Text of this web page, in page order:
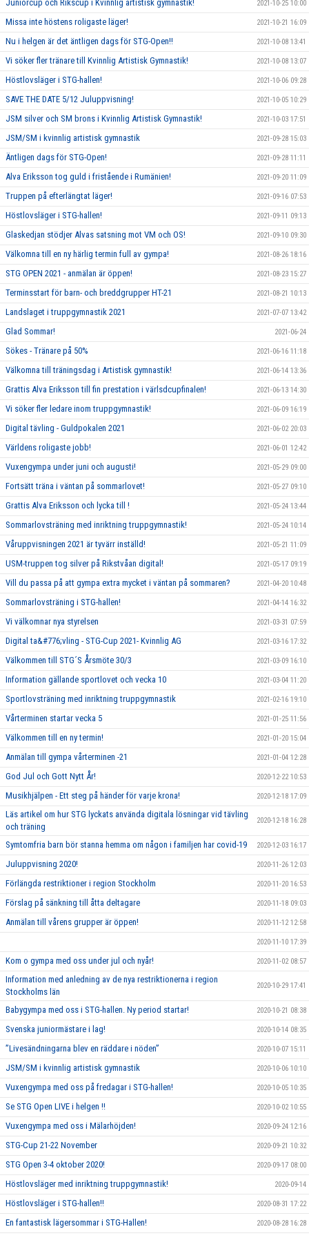
Juniorcup och Rikscup i Kvinnlig artistisk gymnastik! 2021-10-25 10:00
Missa inte höstens roligaste läger! 2021-10-21 16:09
Nu i helgen är det äntligen dags för STG-Open!! 2021-10-08 13:41
Vi söker fler tränare till Kvinnlig Artistisk Gymnastik! 2021-10-08 13:07
Höstlovsläger i STG-hallen! 2021-10-06 09:28
SAVE THE DATE 5/12 Juluppvisning! 2021-10-05 10:29
JSM silver och SM brons i Kvinnlig Artistisk Gymnastik! 2021-10-03 17:51
JSM/SM i kvinnlig artistisk gymnastik 2021-09-28 15:03
Äntligen dags för STG-Open! 2021-09-28 11:11
Alva Eriksson tog guld i fristående i Rumänien! 2021-09-20 11:09
Truppen på efterlängtat läger! 2021-09-16 07:53
Höstlovsläger i STG-hallen! 2021-09-11 09:13
Glaskedjan stödjer Alvas satsning mot VM och OS! 2021-09-10 09:30
Välkomna till en ny härlig termin full av gympa! 2021-08-26 18:16
STG OPEN 2021 - anmälan är öppen! 2021-08-23 15:27
Terminsstart för barn- och breddgrupper HT-21 2021-08-21 10:13
Landslaget i truppgymnastik 2021 2021-07-07 13:42
Glad Sommar! 2021-06-24
Sökes - Tränare på 50% 2021-06-16 11:18
Välkomna till träningsdag i Artistisk gymnastik! 2021-06-14 13:36
Grattis Alva Eriksson till fin prestation i värlsdcupfinalen! 2021-06-13 14:30
Vi söker fler ledare inom truppgymnastik! 2021-06-09 16:19
Digital tävling - Guldpokalen 2021 2021-06-02 20:03
Världens roligaste jobb! 2021-06-01 12:42
Vuxengympa under juni och augusti! 2021-05-29 09:00
Fortsätt träna i väntan på sommarlovet! 2021-05-27 09:10
Grattis Alva Eriksson och lycka till ! 2021-05-24 13:44
Sommarlovsträning med inriktning truppgymnastik! 2021-05-24 10:14
Våruppvisningen 2021 är tyvärr inställd! 2021-05-21 11:09
USM-truppen tog silver på Rikstvåan digital! 2021-05-17 09:19
Vill du passa på att gympa extra mycket i väntan på sommaren? 2021-04-20 10:48
Sommarlovsträning i STG-hallen! 2021-04-14 16:32
Vi välkomnar nya styrelsen 2021-03-31 07:59
Digital ta&#776;vling - STG-Cup 2021- Kvinnlig AG 2021-03-16 17:32
Välkommen till STG´S Årsmöte 30/3 2021-03-09 16:10
Information gällande sportlovet och vecka 10 2021-03-04 11:20
Sportlovsträning med inriktning truppgymnastik 2021-02-16 19:10
Vårterminen startar vecka 5 2021-01-25 11:56
Välkommen till en ny termin! 2021-01-20 15:04
Anmälan till gympa vårterminen -21 2021-01-04 12:28
God Jul och Gott Nytt År! 2020-12-22 10:53
Musikhjälpen - Ett steg på händer för varje krona! 2020-12-18 17:09
Läs artikel om hur STG lyckats använda digitala lösningar vid tävling
och träning
2020-12-18 16:28
Symtomfria barn bör stanna hemma om någon i familjen har covid-19 2020-12-03 16:17
Juluppvisning 2020! 2020-11-26 12:03
Förlängda restriktioner i region Stockholm 2020-11-20 16:53
Förslag på sänkning till åtta deltagare 2020-11-18 09:03
Anmälan till vårens grupper är öppen! 2020-11-12 12:58
2020-11-10 17:39
Kom o gympa med oss under jul och nyår! 2020-11-02 08:57
Information med anledning av de nya restriktionerna i region
Stockholms län
2020-10-29 17:41
Babygympa med oss i STG-hallen. Ny period startar! 2020-10-21 08:38
Svenska juniormästare i lag! 2020-10-14 08:35
”Livesändningarna blev en räddare i nöden” 2020-10-07 15:11
JSM/SM i kvinnlig artistisk gymnastik 2020-10-06 10:10
Vuxengympa med oss på fredagar i STG-hallen! 2020-10-05 10:35
Se STG Open LIVE i helgen !! 2020-10-02 10:55
Vuxengympa med oss i Mälarhöjden! 2020-09-24 12:16
STG-Cup 21-22 November 2020-09-21 10:32
STG Open 3-4 oktober 2020! 2020-09-17 08:00
Höstlovsläger med inriktning truppgymnastik! 2020-09-14
Höstlovsläger i STG-hallen!! 2020-08-31 17:22
En fantastisk lägersommar i STG-Hallen! 2020-08-28 16:28